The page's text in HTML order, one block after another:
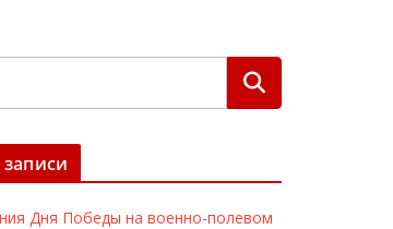
Дня Победы на военно-полевом